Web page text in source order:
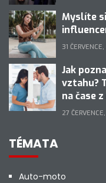
Myslíte
31
Jak
vztahu?
na čase
27
TÉMATA
Auto-moto